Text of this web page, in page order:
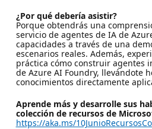
¿Por qué debería asistir?
Porque obtendrás una
servicio de agentes de IA de
capacidades a través de una
escenarios reales. Además,
práctica cómo construir agentes
de Azure AI Foundry, llevándote
conocimientos directamente
Aprende más y desarrolle sus
colección de recursos de
https://aka.ms/